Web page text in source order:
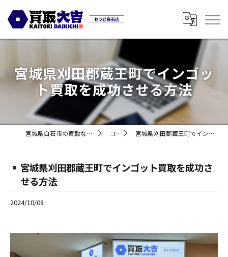
宮城県刈田郡蔵王町でインゴッ
ト買取を成功させる方法
宮城県白石市の買取なら買取大吉セラビ白石店 コラム 宮城県刈田郡蔵王町でインゴット買取を成功させる方法
宮城県刈田郡蔵王町でインゴット買取を成功さ
せる方法
2024/10/08